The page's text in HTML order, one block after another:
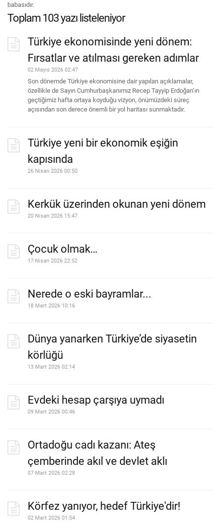
babasıdır.
Toplam 103 yazı listeleniyor
Türkiye ekonomisinde yeni dönem:
Fırsatlar ve atılması gereken adımlar
02 Mayıs 2026 02:47
Son dönemde Türkiye ekonomisine dair yapılan açıklamalar,
özellikle de Sayın Cumhurbaşkanımız Recep Tayyip Erdoğan’ın
geçtiğimiz hafta ortaya koyduğu vizyon, önümüzdeki süreç
açısından son derece önemli bir yol haritası sunmaktadır.
Türkiye yeni bir ekonomik eşiğin
kapısında
26 Nisan 2026 00:50
Kerkük üzerinden okunan yeni dönem
20 Nisan 2026 15:47
Çocuk olmak…
17 Nisan 2026 22:52
Nerede o eski bayramlar...
18 Mart 2026 10:16
Dünya yanarken Türkiye’de siyasetin
körlüğü
13 Mart 2026 02:14
Evdeki hesap çarşıya uymadı
09 Mart 2026 00:46
Ortadoğu cadı kazanı: Ateş
çemberinde akıl ve devlet aklı
07 Mart 2026 02:28
Körfez yanıyor, hedef Türkiye'dir!
02 Mart 2026 01:54